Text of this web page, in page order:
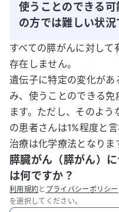
使うことのできる可
の方では難しい状況
すべての膵がんに対し
存在しません。
遺伝子に特定の変化が
み、使うことのできる
ます。ただし、そのよ
の患者さんは1%程度と
治療は化学療法となりま
膵臓がん（膵がん）
は何ですか？
利用規約と プライバシーポリシー
を選択してください。